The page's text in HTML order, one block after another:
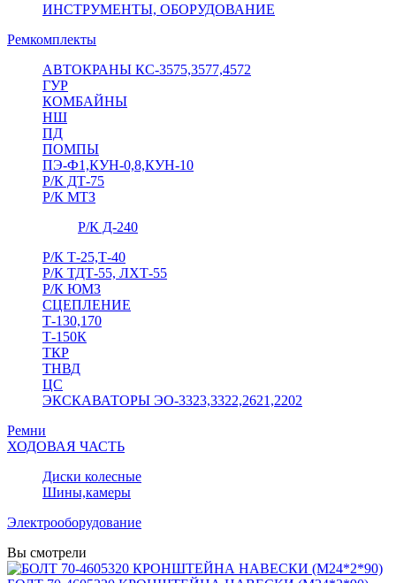
ИНСТРУМЕНТЫ, ОБОРУДОВАНИЕ
Ремкомплекты
АВТОКРАНЫ КС-3575,3577,4572
ГУР
КОМБАЙНЫ
НШ
ПД
ПОМПЫ
ПЭ-Ф1,КУН-0,8,КУН-10
Р/К ДТ-75
Р/К МТЗ
Р/К Д-240
Р/К Т-25,Т-40
Р/К ТДТ-55, ЛХТ-55
Р/К ЮМЗ
СЦЕПЛЕНИЕ
Т-130,170
Т-150К
ТКР
ТНВД
ЦС
ЭКСКАВАТОРЫ ЭО-3323,3322,2621,2202
Ремни
ХОДОВАЯ ЧАСТЬ
Диски колесные
Шины,камеры
Электрооборудование
Вы смотрели